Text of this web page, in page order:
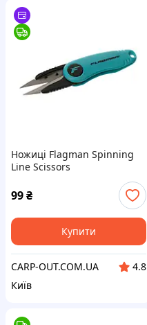
Ножиці Flagman Spinning
Line Scissors
99₴
Купити
CARP-OUT.COM.UA
4.8
Київ